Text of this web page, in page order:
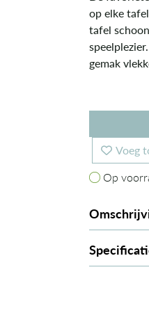
op elke
tafel
gemak
Voeg
Op
Op